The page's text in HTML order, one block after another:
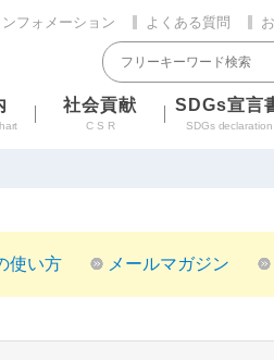
フォメーション よくある質問
社会貢献
C S R
SDGs宣言
SDGs declaration
使い方 メールマガジン